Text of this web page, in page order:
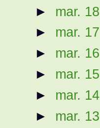
► mar. 18
► mar. 17
► mar. 16
► mar. 15
► mar. 14
► mar. 13